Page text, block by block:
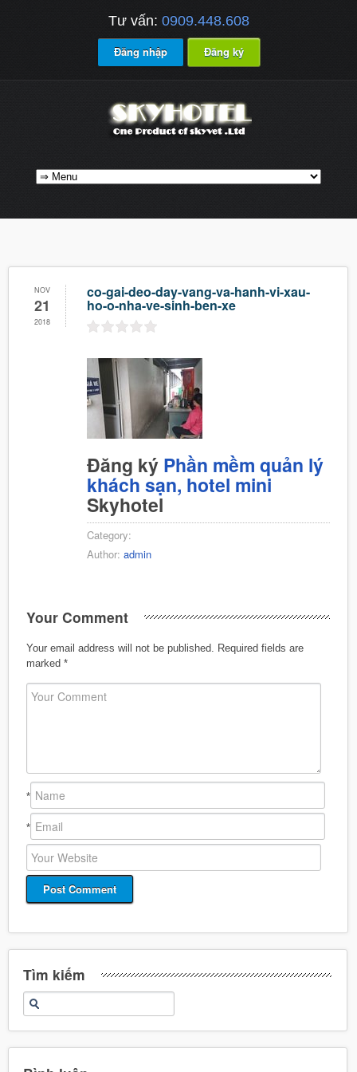
Tư vấn: 0909.448.608
Đăng nhập Đăng ký
NOV
21
2018
co-gai-deo-day-vang-va-hanh-vi-xau-
ho-o-nha-ve-sinh-ben-xe
Đăng ký Phần mềm quản lý
khách sạn, hotel mini
Skyhotel
Category:
Author: admin
Your Comment
Your email address will not be published.
Required fields are
marked *
*
*
Tìm kiếm